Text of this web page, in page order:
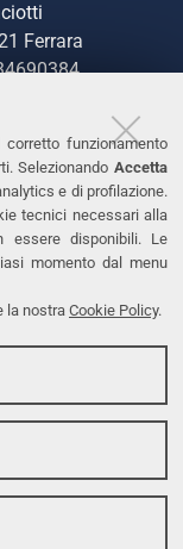
funzionamento
Selezionando Accetta
e di profilazione.
tecnici necessari alla
essere disponibili. Le
momento dal menu
la nostra Cookie Policy.
Ferrara